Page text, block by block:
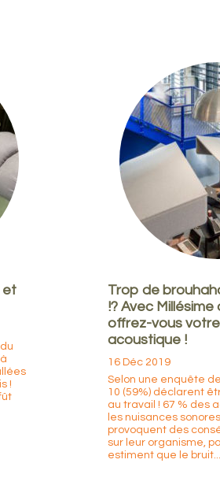
et
!
Trop de
!? Avec
offrez-vous
acoustique !
16 Déc 2019
Selon une enquête
10 (59%) déclarent
au travail ! 67 % des
les nuisances
provoquent des
sur leur organisme,
estiment que le bruit...